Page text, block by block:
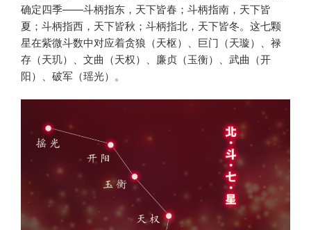
确定四季——斗柄指东，天下皆春；斗柄指南，天下皆
夏；斗柄指西，天下皆秋；斗柄指北，天下皆冬。这七颗
星在紫微斗数中对应着贪狼（天枢）、巨门（天璇）、禄
存（天玑）、文曲（天权）、廉贞（玉衡）、武曲（开
阳）、破军（瑶光）。